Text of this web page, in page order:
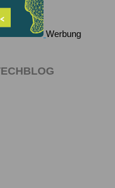
Werbung